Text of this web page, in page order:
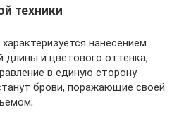
техники
нанесением
длины и цветового оттенка,
в единую сторону.
брови, поражающие своей